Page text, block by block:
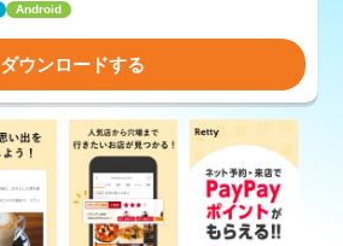
Android
ダウンロードする